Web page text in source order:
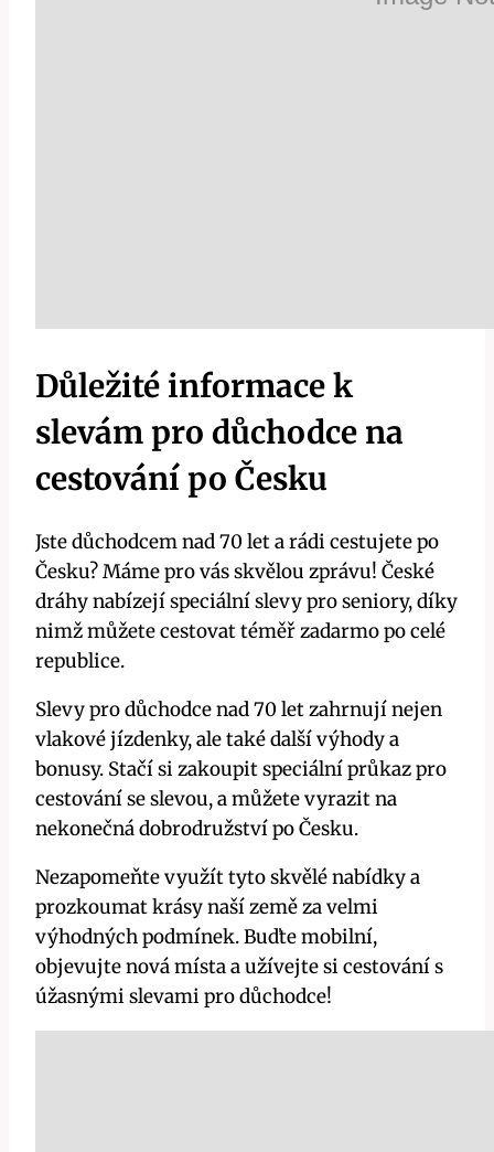
Důležité informace k
slevám pro důchodce na
cestování po Česku
Jste důchodcem nad 70 let a rádi cestujete po
Česku? Máme pro vás skvělou zprávu! České
dráhy nabízejí speciální slevy pro seniory, díky
nimž můžete cestovat téměř zadarmo po celé
republice.
Slevy pro důchodce nad 70 let zahrnují nejen
vlakové jízdenky, ale také další výhody a
bonusy. Stačí si zakoupit speciální průkaz pro
cestování se slevou, a můžete vyrazit na
nekonečná dobrodružství po Česku.
Nezapomeňte využít tyto skvělé nabídky a
prozkoumat krásy naší země za velmi
výhodných podmínek. Buďte mobilní,
objevujte nová místa a užívejte si cestování s
úžasnými slevami pro důchodce!